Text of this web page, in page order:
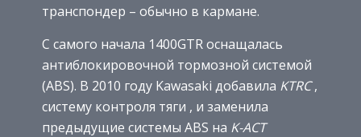
транспондер – обычно в кармане.
С самого начала 1400GTR оснащалась
антиблокировочной тормозной системой
(ABS). В 2010 году Kawasaki добавила KTRC,
систему контроля тяги , и заменила
предыдущие системы ABS на K-ACT